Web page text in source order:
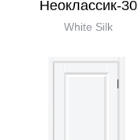
Неоклассик-30
White Silk